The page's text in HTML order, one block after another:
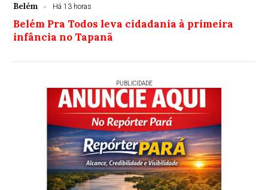
Belém Há 13 horas
Belém Pra Todos leva cidadania à primeira
infância no Tapanã
PUBLICIDADE